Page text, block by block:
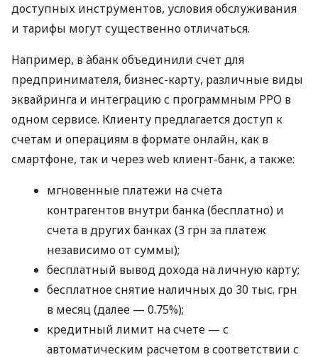
доступных инструментов, условия обслуживания
и тарифы могут существенно отличаться.
Например, в àбанк объединили счет для
предпринимателя, бизнес-карту, различные виды
эквайринга и интеграцию с программным РРО в
одном сервисе. Клиенту предлагается доступ к
счетам и операциям в формате онлайн, как в
смартфоне, так и через web клиент-банк, а также:
мгновенные платежи на счета
контрагентов внутри банка (бесплатно) и
счета в других банках (3 грн за платеж
независимо от суммы);
бесплатный вывод дохода на личную карту;
бесплатное снятие наличных до 30 тыс. грн
в месяц (далее — 0.75%);
кредитный лимит на счете — с
автоматическим расчетом в соответствии с